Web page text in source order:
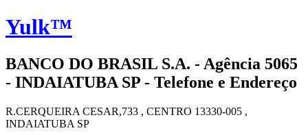
Yulk™
BANCO DO BRASIL S.A. - Agência 5065
- INDAIATUBA SP - Telefone e Endereço
R.CERQUEIRA CESAR,733 , CENTRO 13330-005 ,
INDAIATUBA SP